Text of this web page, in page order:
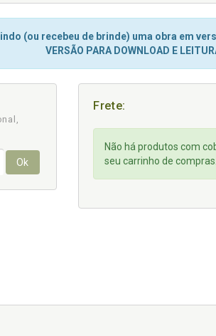
(ou recebeu de brinde) uma obra em
VERSÃO PARA DOWNLOAD E
Ok
Frete:
Não há produtos com
seu carrinho de compras.